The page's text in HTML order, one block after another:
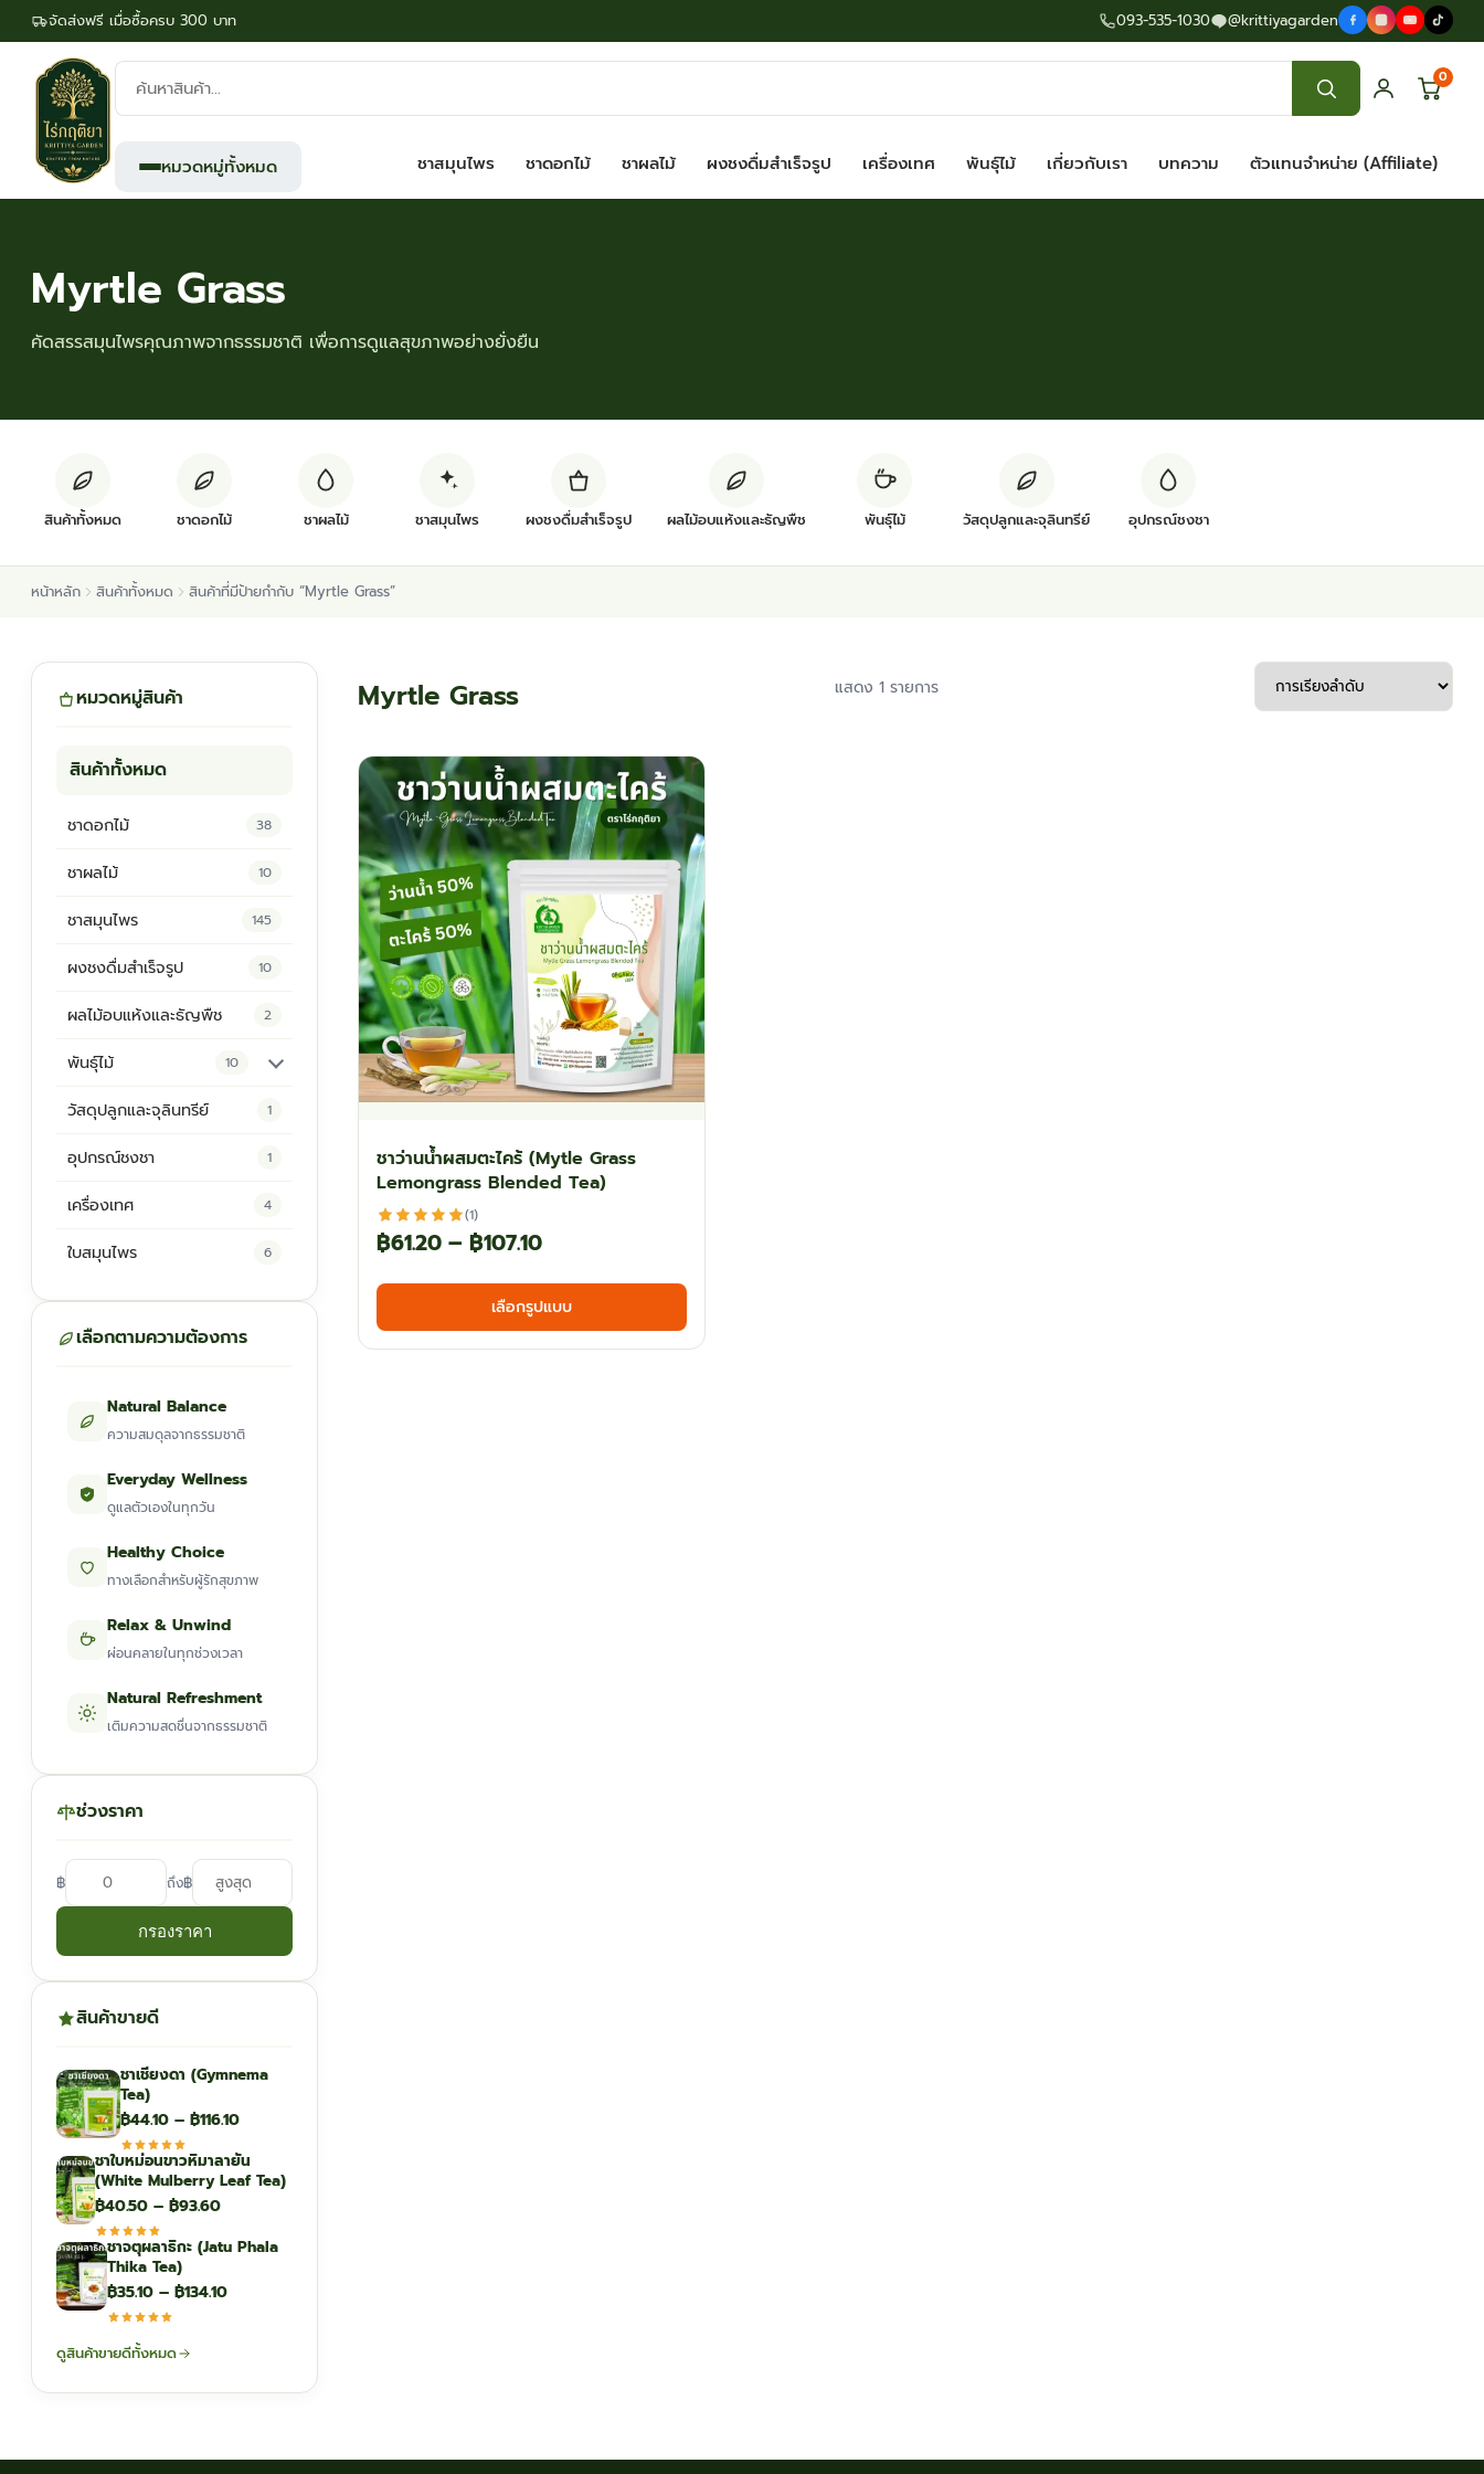
จัดส่งฟรี เมื่อซื้อครบ 300 บาท 093-535-1030 @krittiyagarden
ค้นหา
สินค้า:
0
หมวดหมู่ทั้งหมด ชาสมุนไพร ชาดอกไม้ ชาผลไม้ ผงชงดื่มสำเร็จรูป เครื่องเทศ พันธุ์ไม้ เกี่ยวกับเรา บทความ ตัวแทนจำหน่าย (Affiliate)
Myrtle Grass
คัดสรรสมุนไพรคุณภาพจากธรรมชาติ เพื่อการดูแลสุขภาพอย่างยั่งยืน
สินค้าทั้งหมด ชาดอกไม้ ชาผลไม้ ชาสมุนไพร ผงชงดื่มสำเร็จรูป ผลไม้อบแห้งและธัญพืช พันธุ์ไม้ วัสดุปลูกและจุลินทรีย์ อุปกรณ์ชงชา
หน้าหลัก สินค้าทั้งหมด สินค้าที่มีป้ายกำกับ “Myrtle Grass”
หมวดหมู่สินค้า
สินค้าทั้งหมด
ชาดอกไม้ 38
ชาผลไม้ 10
ชาสมุนไพร 145
ผงชงดื่มสำเร็จรูป 10
ผลไม้อบแห้งและธัญพืช 2
พันธุ์ไม้ 10
ต้นพันธุ์สมุนไพร 5
วัสดุปลูกและจุลินทรีย์ 1
อุปกรณ์ชงชา 1
เครื่องเทศ 4
ใบสมุนไพร 6
เลือกตามความต้องการ
Natural Balance
ความสมดุลจากธรรมชาติ
Everyday Wellness
ดูแลตัวเองในทุกวัน
Healthy Choice
ทางเลือกสำหรับผู้รักสุขภาพ
Relax & Unwind
ผ่อนคลายในทุกช่วงเวลา
Natural Refreshment
เติมความสดชื่นจากธรรมชาติ
ช่วงราคา
฿ ถึง฿
กรองราคา
สินค้าขายดี
ชาเชียงดา (Gymnema
Tea)
฿44.10 – ฿116.10Price
฿44.10
through
ชาใบหม่อนขาวหิมาลายัน
(White Mulberry Leaf Tea)
฿40.50 – ฿93.60Price
฿40.50
฿93.60
ชาจตุผลาธิกะ (Jatu Phala
Thika Tea)
฿35.10 – ฿134.10Price
฿134.10
ดูสินค้าขายดีทั้งหมด
Myrtle Grass แสดง 1 รายการ
ชาว่านน้ำผสมตะไคร้ (Mytle Grass
Lemongrass Blended Tea)
(1)
฿61.20 – ฿107.10Price
range:
฿61.20
through
เลือกรูปแบบ
This
has